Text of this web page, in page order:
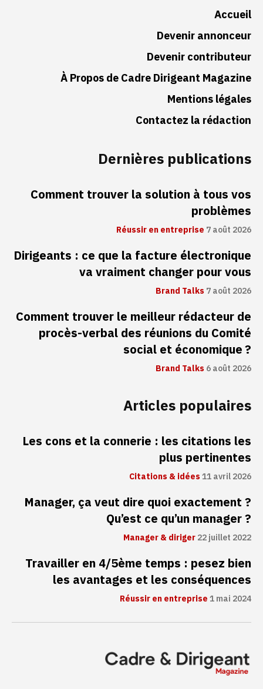
Accueil
Devenir annonceur
Devenir contributeur
À Propos de Cadre Dirigeant Magazine
Mentions légales
Contactez la rédaction
Dernières publications
Comment trouver la solution à tous vos
problèmes
Réussir en entreprise 7 août 2026
Dirigeants : ce que la facture électronique
va vraiment changer pour vous
Brand Talks7 août 2026
Comment trouver le meilleur rédacteur de
procès-verbal des réunions du Comité
social et économique ?
Brand Talks6 août 2026
Articles populaires
Les cons et la connerie : les citations les
plus pertinentes
Citations & idées11 avril 2026
Manager, ça veut dire quoi exactement ?
Qu’est ce qu’un manager ?
Manager & diriger22 juillet 2022
Travailler en 4/5ème temps : pesez bien
les avantages et les conséquences
Réussir en entreprise1 mai 2024